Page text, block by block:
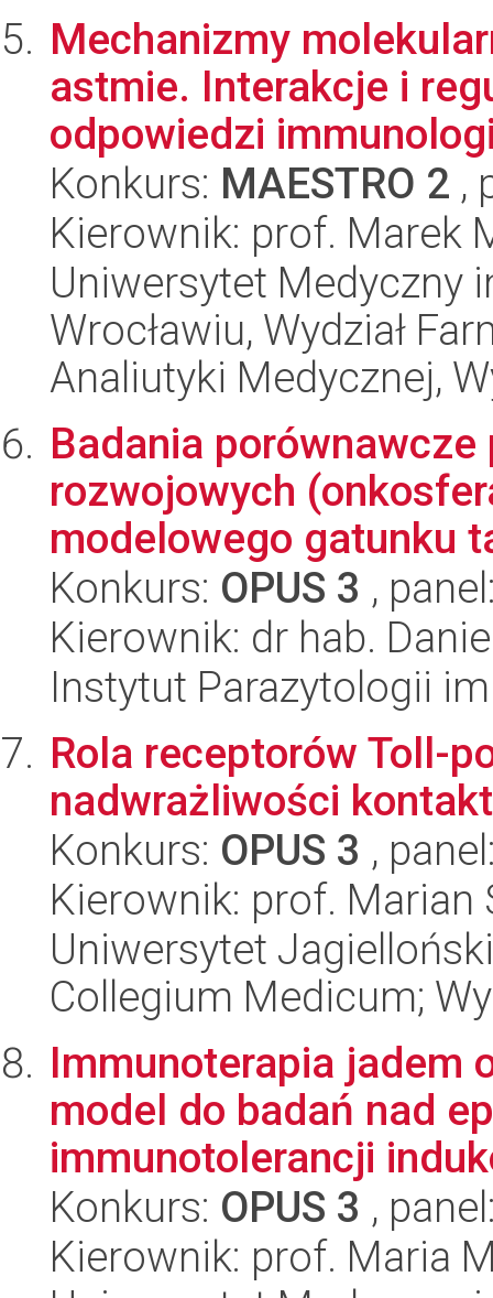
Mechanizmy
astmie. Interakcje i
odpowiedzi
Konkurs: MAESTRO 2 ,
Kierownik: prof. Marek
Uniwersytet Medyczny
Wrocławiu, Wydział
Analiutyki Medycznej,
Badania
rozwojowych
modelowego gatunku
Konkurs: OPUS 3 ,
Kierownik: dr hab.
Instytut Parazytologii
Rola receptorów Toll-
nadwrażliwości
Konkurs: OPUS 3 ,
Kierownik: prof. Marian
Uniwersytet
Collegium Medicum;
Immunoterapia jadem
model do badań nad
immunotolerancji
Konkurs: OPUS 3 ,
Kierownik: prof. Maria